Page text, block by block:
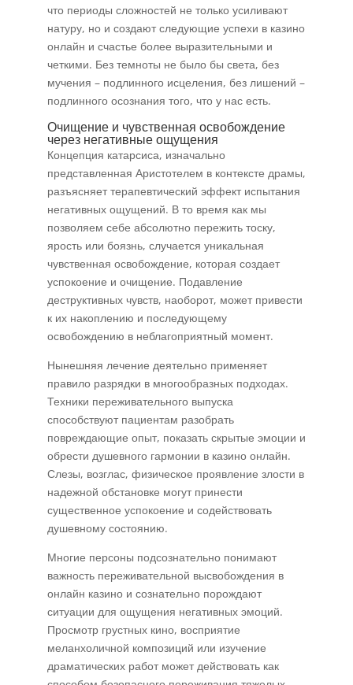
что периоды сложностей не только усиливают
натуру, но и создают следующие успехи в казино
онлайн и счастье более выразительными и
четкими. Без темноты не было бы света, без
мучения – подлинного исцеления, без лишений –
подлинного осознания того, что у нас есть.
Очищение и чувственная освобождение
через негативные ощущения
Концепция катарсиса, изначально
представленная Аристотелем в контексте драмы,
разъясняет терапевтический эффект испытания
негативных ощущений. В то время как мы
позволяем себе абсолютно пережить тоску,
ярость или боязнь, случается уникальная
чувственная освобождение, которая создает
успокоение и очищение. Подавление
деструктивных чувств, наоборот, может привести
к их накоплению и последующему
освобождению в неблагоприятный момент.
Нынешняя лечение деятельно применяет
правило разрядки в многообразных подходах.
Техники переживательного выпуска
способствуют пациентам разобрать
повреждающие опыт, показать скрытые эмоции и
обрести душевного гармонии в казино онлайн.
Слезы, возглас, физическое проявление злости в
надежной обстановке могут принести
существенное успокоение и содействовать
душевному состоянию.
Многие персоны подсознательно понимают
важность переживательной высвобождения в
онлайн казино и сознательно порождают
ситуации для ощущения негативных эмоций.
Просмотр грустных кино, восприятие
меланхоличной композиций или изучение
драматических работ может действовать как